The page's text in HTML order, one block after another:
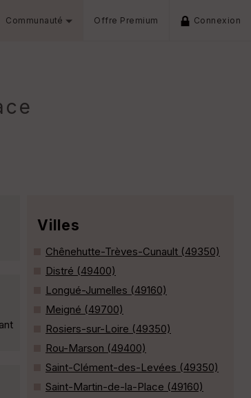
Communauté Offre Premium Connexion
Villes
Chênehutte-Trèves-Cunault (49350)
Distré (49400)
Longué-Jumelles (49160)
Meigné (49700)
Rosiers-sur-Loire (49350)
Rou-Marson (49400)
Saint-Clément-des-Levées (49350)
Saint-Martin-de-la-Place (49160)